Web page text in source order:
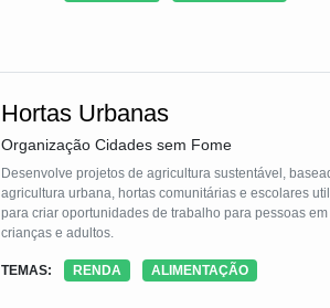
Hortas Urbanas
Organização Cidades sem Fome
Desenvolve projetos de agricultura sustentável,
agricultura urbana, hortas comunitárias e escolares
para criar oportunidades de trabalho para pessoas
crianças e adultos.
TEMAS: RENDA ALIMENTAÇÃO